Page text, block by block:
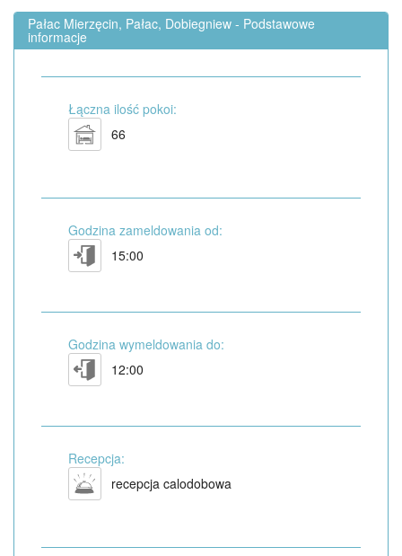
Pałac Mierzęcin, Pałac, Dobiegniew - Podstawowe
informacje
Łączna ilość pokoi:
66
Godzina zameldowania od:
15:00
Godzina wymeldowania do:
12:00
Recepcja:
recepcja calodobowa